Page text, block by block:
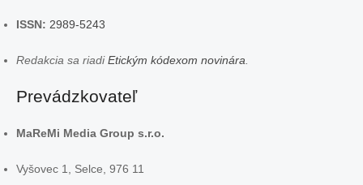
ISSN: 2989-5243
Redakcia sa riadiEtickým kódexom novinára
Prevádzkovateľ
MaReMi Media Group s.r.o.
Vyšovec 1, Selce, 976 11